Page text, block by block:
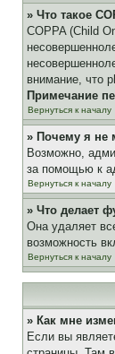
» Что такое
COPPA (Child
внимание, что
Примечание
Вернуться к началу
» Почему я не
Возможно,
за помощью к
Вернуться к началу
» Что делает
Она удаляет
возможность
Вернуться к началу
» Как мне
Если вы